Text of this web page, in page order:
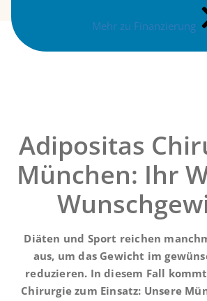
Mehr zu Finanzierung
Adipositas
München: Ihr
Diäten und Sport reichen
aus, um das Gewicht im
reduzieren. In diesem Fall
Chirurgie zum Einsatz: Unsere